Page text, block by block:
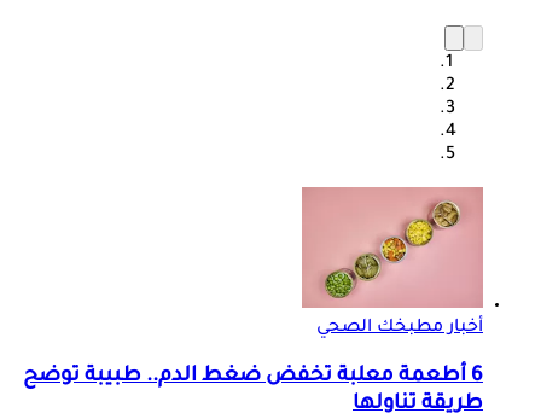
أخبار مطبخك الصحي
6 أطعمة معلبة تخفض ضغط الدم.. طبيبة توضح
طريقة تناولها